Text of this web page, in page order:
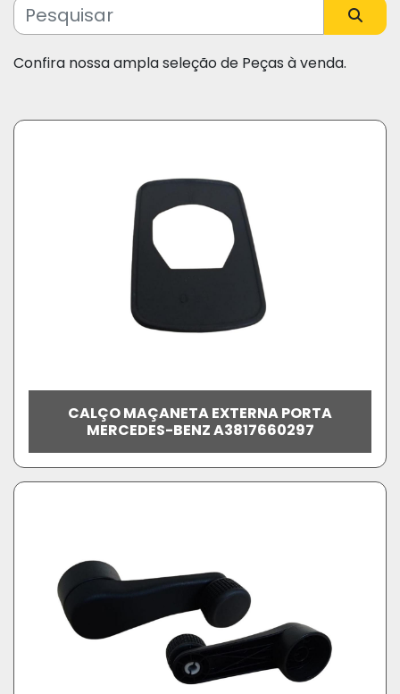
Fabricante
Confira nossa ampla seleção de Peças à venda.
CALÇO MAÇANETA EXTERNA PORTA
MERCEDES-BENZ A3817660297